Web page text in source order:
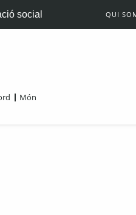
social QUI
Món